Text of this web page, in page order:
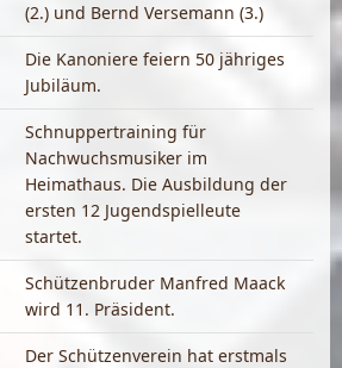
(2.) und Bernd Versemann (3.)
Die Kanoniere feiern 50 jähriges
Jubiläum.
Schnuppertraining für
Nachwuchsmusiker im
Heimathaus. Die Ausbildung der
ersten 12 Jugendspielleute
startet.
Schützenbruder Manfred Maack
wird 11. Präsident.
Der Schützenverein hat erstmals